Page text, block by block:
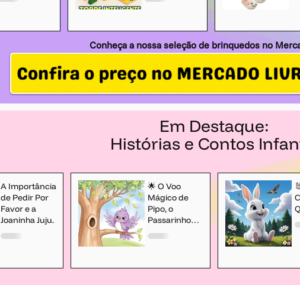
Conheça a nossa seleção de brinquedos no
Em Destaque:
Histórias e Contos
A Importância
de Pedir Por
Favor e a
Joaninha Juju.
🌟 O Voo
Mágico de
Pipo, o
Passarinho
Lilás